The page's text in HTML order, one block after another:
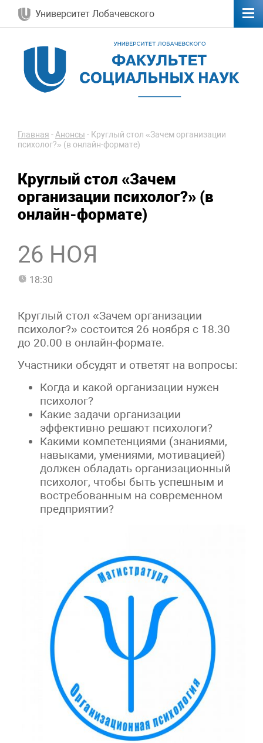
Университет Лобачевского
Главная -Анонсы - Круглый стол «Зачем организации
психолог?» (в онлайн-формате)
Круглый стол «Зачем
организации психолог?» (в
онлайн-формате)
26 НОЯ
18:30
Круглый стол «Зачем организации
психолог?» состоится 26 ноября с 18.30
до 20.00 в онлайн-формате.
Участники обсудят и ответят на вопросы:
Когда и какой организации нужен
психолог?
Какие задачи организации
эффективно решают психологи?
Какими компетенциями (знаниями,
навыками, умениями, мотивацией)
должен обладать организационный
психолог, чтобы быть успешным и
востребованным на современном
предприятии?